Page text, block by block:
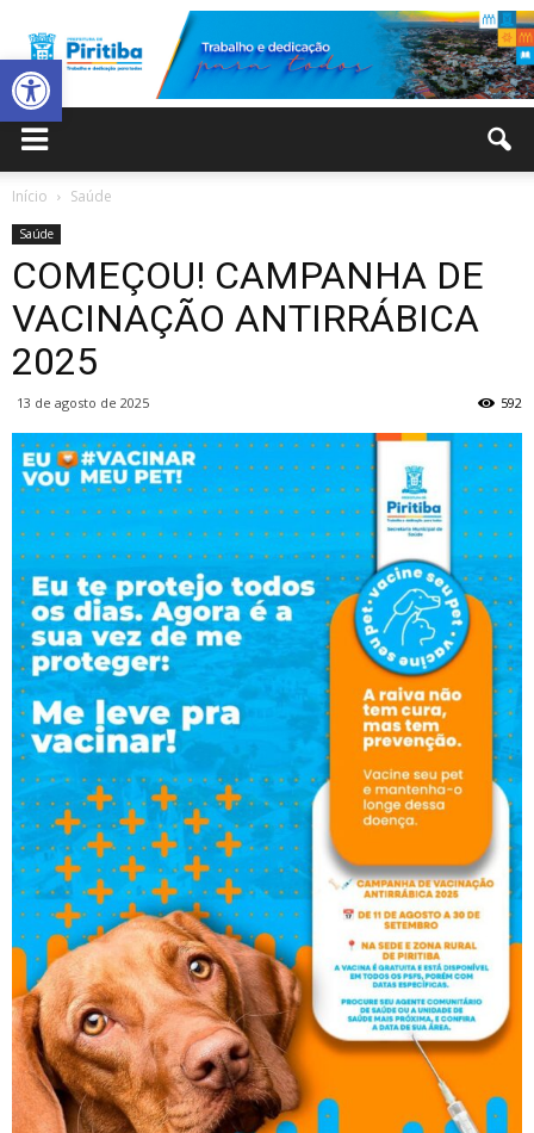
Abrir a barra de ferramentas
Municipal
Piritiba
Início Saúde
Saúde
COMEÇOU! CAMPANHA DE
VACINAÇÃO ANTIRRÁBICA
2025
13 de agosto de 2025 592